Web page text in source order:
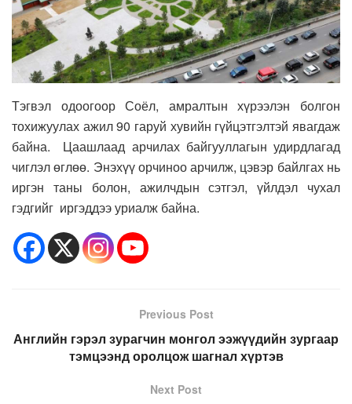
Тэгвэл одоогоор Соёл, амралтын хүрээлэн болгон
тохижуулах ажил 90 гаруй хувийн гүйцэтгэлтэй явагдаж
байна. Цаашлаад арчилах байгууллагын удирдлагад
чиглэл өглөө. Энэхүү орчиноо арчилж, цэвэр байлгах нь
иргэн таны болон, ажилчдын сэтгэл, үйлдэл чухал
гэдгийг иргэддээ уриалж байна.
Previous Post
Английн гэрэл зурагчин монгол ээжүүдийн зургаар
тэмцээнд оролцож шагнал хүртэв
Next Post